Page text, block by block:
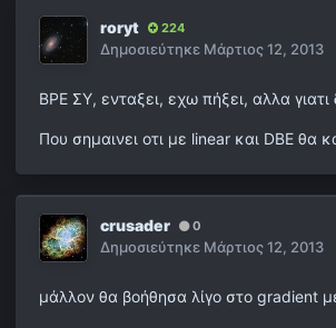
roryt 224
Δημοσιεύτηκε Μάρτιος 12, 2013
ΒΡΕ ΣΥ, ενταξει, εχω πήξει, αλλα
Που σημαινει οτι με linear και DBE θα
crusader 0
Δημοσιεύτηκε Μάρτιος 12, 2013
μάλλον θα βοήθησα λίγο στο gradient